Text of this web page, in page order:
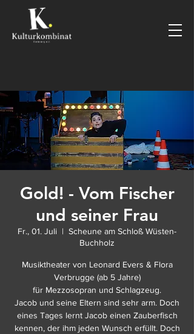
Gold! - Vom Fischer
und seiner Frau
Fr., 01. Juli
  |
Scheune am Schloß Wüsten-
Buchholz
Musiktheater von Leonard Evers & Flora
Verbrugge (ab 5 Jahre)
für Mezzosopran und Schlagzeug.
Jacob und seine Eltern sind sehr arm. Doch
eines Tages lernt Jacob einen Zauberfisch
kennen, der ihm jeden Wunsch erfüllt. Doch